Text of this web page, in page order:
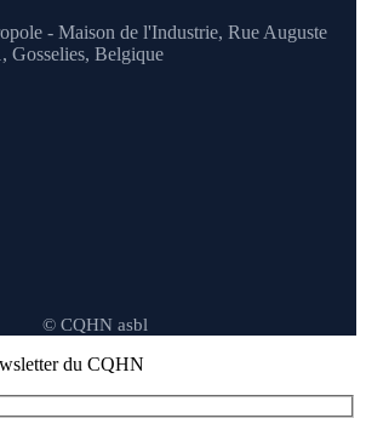
- Maison de l'Industrie, Rue Auguste
Gosselies, Belgique
© CQHN asbl
du CQHN